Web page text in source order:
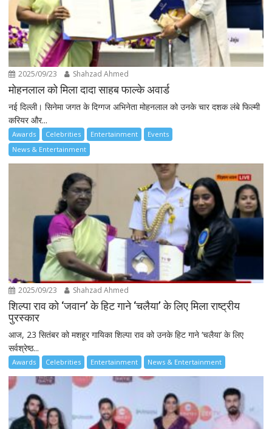
2025/09/23 Shahzad Ahmed
मोहनलाल को मिला दादा साहब फाल्के अवार्ड
नई दिल्ली। सिनेमा जगत के दिग्गज अभिनेता मोहनलाल को उनके चार दशक लंबे फिल्मी
करियर और...
Awards Celebrities Entertainment
Events
News & Entertainment
2025/09/23 Shahzad Ahmed
शिल्पा राव को ‘जवान’ के हिट गाने ‘चलैया’ के लिए मिला राष्ट्रीय
पुरस्कार
आज, 23 सितंबर को मशहूर गायिका शिल्पा राव को उनके हिट गाने ‘चलैया’ के लिए
सर्वश्रेष्ठ...
Awards Celebrities Entertainment News & Entertainment